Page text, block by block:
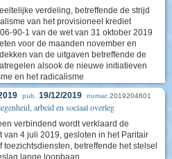
verdeling, betreffende de strijd
van het provisioneel krediet
90-1 van de wet van 31 oktober 2019
voor de maanden november en
van de uitgaven betreffende de
alsook de nieuwe initiatieven
en het radicalisme
pub. 19/12/2019 numac 2019204601
arbeid en sociaal overleg
verbindend wordt verklaard de
4 juli 2019, gesloten in het Paritair
betreffende het stelsel
lange loopbaan